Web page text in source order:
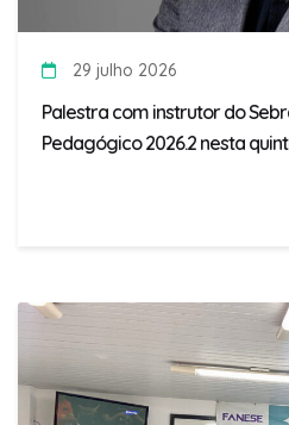
29 julho 2026
Palestra com instrutor do
Pedagógico 2026.2 nesta